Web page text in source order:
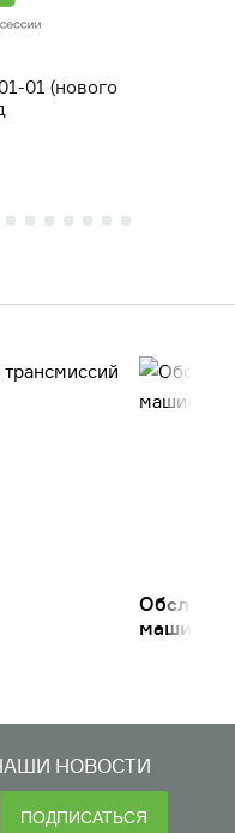
01 (нового
машин
НОВОСТИ
ПОДПИСАТЬСЯ